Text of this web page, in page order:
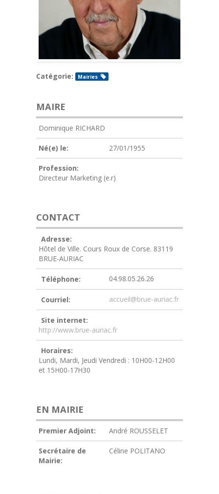
Catégorie: Mairies
MAIRE
Dominique RICHARD
Né(e) le: 27/01/1955
Profession:
Directeur Marketing (e.r)
CONTACT
Adresse:
Hôtel de Ville. Cours Roux de Corse. 83119
BRUE-AURIAC
Téléphone: 04.98.05.26.26
Courriel: accueil@brue-auriac.fr
Site internet:
http://www.brue-auriac.fr
Horaires:
Lundi, Mardi, Jeudi Vendredi : 10H00-12H00
et 15H00-17H30
EN MAIRIE
Premier Adjoint: André ROUSSELET
Secrétaire de
Mairie:
Céline POLITANO